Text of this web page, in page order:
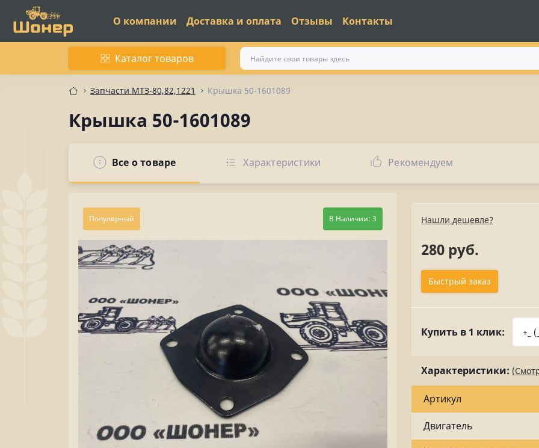
О компании Доставка и оплата Отзывы Контакты
Каталог товаров
Запчасти МТЗ-80,82,1221 Крышка 50-1601089
Крышка 50-1601089
Все о товаре Характеристики Рекомендуем
Популярный В Наличии: 3 Нашли дешевле?
280 руб.
Быстрый заказ
Купить в 1 клик:
Характеристики:
Артикул
Двигатель